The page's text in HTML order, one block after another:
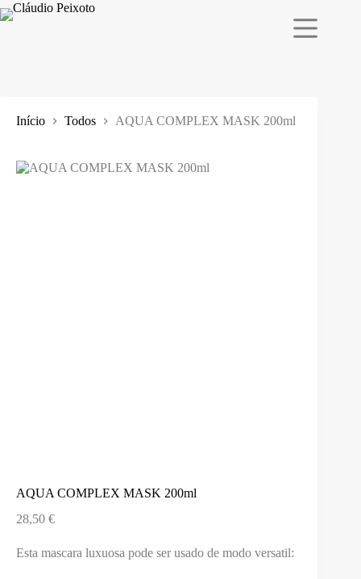
Pular
para
Início Todos AQUA COMPLEX MASK 200ml
AQUA COMPLEX MASK 200ml
28,50 €
Esta mascara luxuosa pode ser usado de modo versatil: